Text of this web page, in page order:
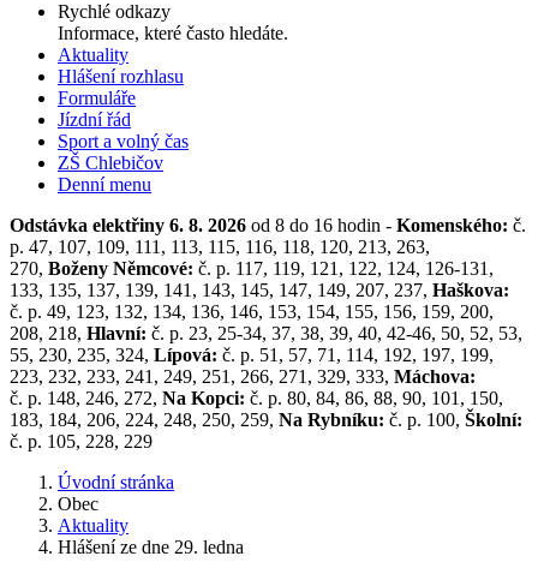
Rychlé odkazy
Informace, které často hledáte.
Aktuality
Hlášení rozhlasu
Formuláře
Jízdní řád
Sport a volný čas
ZŠ Chlebičov
Denní menu
Odstávka elektřiny 6. 8. 2026 od 8 do 16 hodin - Komenského: č.
p. 47, 107, 109, 111, 113, 115, 116, 118, 120, 213, 263,
270, Boženy Němcové: č. p. 117, 119, 121, 122, 124, 126-131,
133, 135, 137, 139, 141, 143, 145, 147, 149, 207, 237, Haškova:
č. p. 49, 123, 132, 134, 136, 146, 153, 154, 155, 156, 159, 200,
208, 218, Hlavní: č. p. 23, 25-34, 37, 38, 39, 40, 42-46, 50, 52, 53,
55, 230, 235, 324, Lípová: č. p. 51, 57, 71, 114, 192, 197, 199,
223, 232, 233, 241, 249, 251, 266, 271, 329, 333, Máchova:
č. p. 148, 246, 272, Na Kopci: č. p. 80, 84, 86, 88, 90, 101, 150,
183, 184, 206, 224, 248, 250, 259, Na Rybníku: č. p. 100, Školní:
č. p. 105, 228, 229
Úvodní stránka
Obec
Aktuality
Hlášení ze dne 29. ledna